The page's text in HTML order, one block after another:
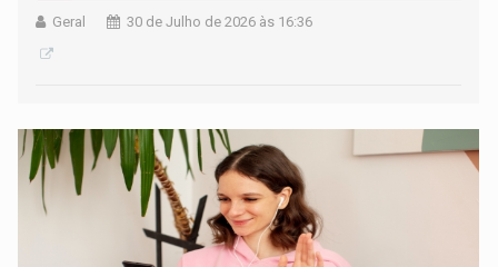
Geral 30 de Julho de 2026 às 16:36